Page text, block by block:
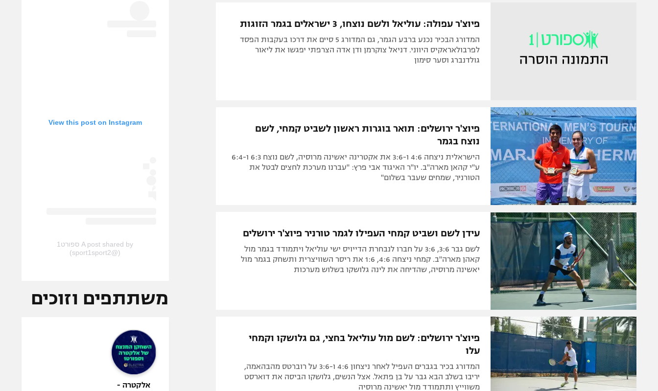
פיוצ'ר עפולה: עוליאל ולשם נוצחו, 3 ישראלים בגמר הזוגות
המדורג הבכיר נכנע ברבע הגמר, גם המדורג 5 סיים את דרכו בעקבות הפסד
לפרבולאראקיס היווני. דניאל צוקרמן ודן אדה הצרפתי יפגשו את ליאור
גולדנברג וסער סימון
פיוצ'ר ירושלים: תואר בוגרות ראשון לשביט קמחי, לשם
נוצח בגמר
הישראלית ניצחה 4:6 ו-3:6 את אקטרינה יאשינה מרוסיה, לשם נוצח 6:3 ו-6:4
ע"י קהאן מארה"ב. יו"ר האיגוד אבי פרץ: "עברנו מערכת לחצים לבטל את
הטורניר, שמחים שעבר בשלום"
עידן לשם ושביט קמחי העפילו לגמר טורניר פיוצ'ר ירושלים
לשם גבר 3:6, 3:6 על חברו לנבחרת הדייויס ישי עוליאל ויתמודד בגמר מול
קאהן מארה"ב. קמחי ניצחה 4:6, 1:6 את ריסר השוויצרית ותשחק בגמר מול
יאשינה מרוסיה, שהדיחה את לינה גלושקו בשלוש מערכות
פיוצ'ר ירושלים: לשם מול עוליאל בחצי, גם גלושקו וקמחי
עלו
המדורג בכיר בגברים העפיל לאחר ניצחון 4:6 ו-3:6 על רוברטס מהבהאמה,
יריבו בשלב הבא גבר על בן פתאל. אצל הנשים, גלושקו הביסה את דוארסט
משווייץ ותתמודד מול יאשינה מרוסיה
View this post on Instagram
A post shared by ספורט1
(@sport1sport2)
משתתפים וזוכים
אלקטרה -